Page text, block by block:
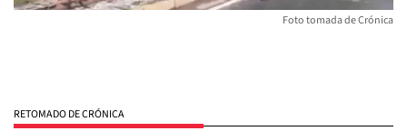
Foto tomada de Crónica
RETOMADO DE CRÓNICA